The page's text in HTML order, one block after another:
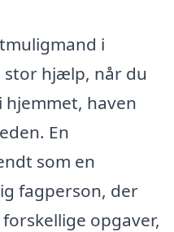
i
hjælp, når du
haven
En
som en
fagperson, der
opgaver,